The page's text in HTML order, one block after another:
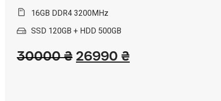
16GB DDR4 3200MHz
SSD 120GB + HDD 500GB
30000₴ 26990 ₴